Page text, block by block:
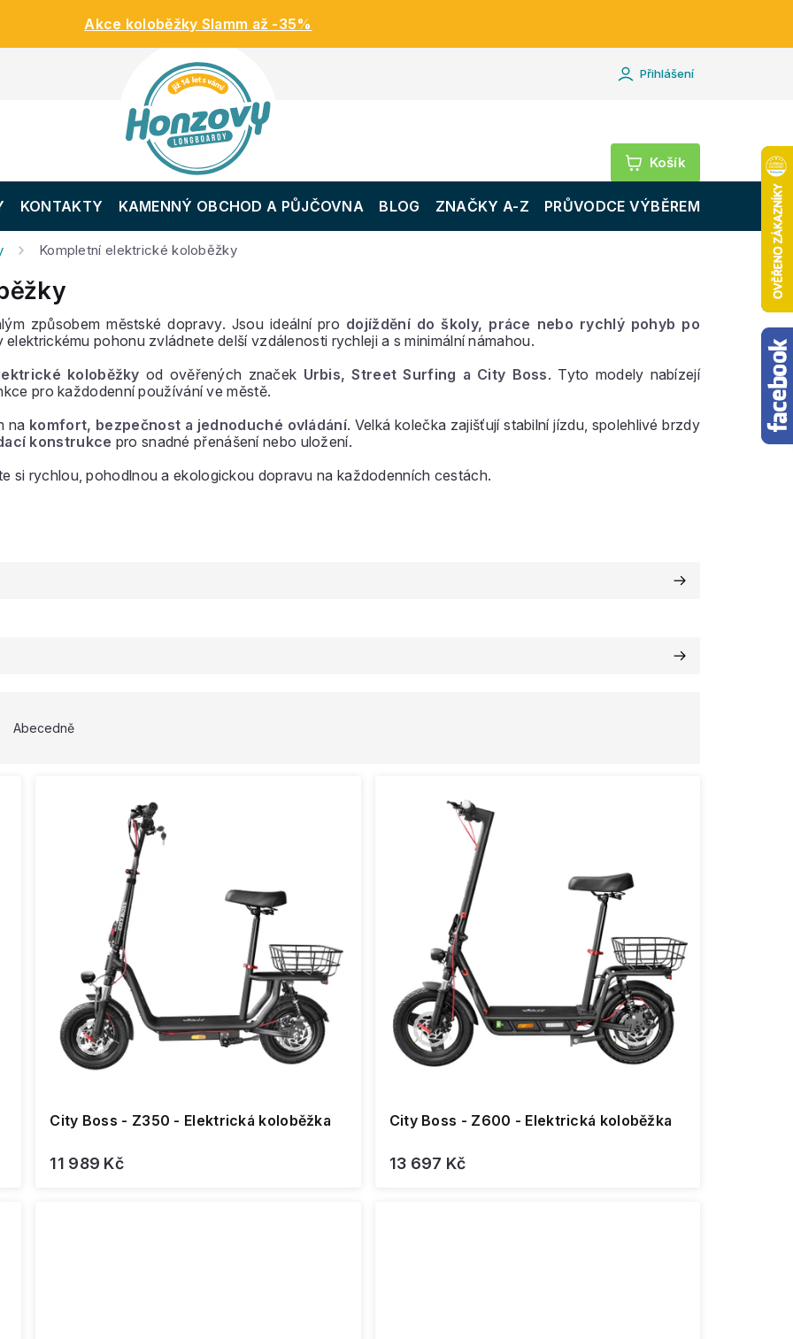
Akce koloběžky Slamm až -35%
Přihlášení
Nákupní
košík
KONTAKTY KAMENNÝ OBCHOD A PŮJČOVNA BLOG ZNAČKY A-Z PRŮVODCE VÝBĚREM
Kompletní elektrické koloběžky
způsobem městské dopravy. Jsou ideální pro dojíždění do školy, práce nebo rychlý pohyb po
pohonu zvládnete delší vzdálenosti rychleji a s minimální námahou.
koloběžky od ověřených značek Urbis, Street Surfing a City Boss. Tyto modely nabízejí
pro každodenní používání ve městě.
na komfort, bezpečnost a jednoduché ovládání. Velká kolečka zajišťují stabilní jízdu, spolehlivé brzdy
konstrukce pro snadné přenášení nebo uložení.
si rychlou, pohodlnou a ekologickou dopravu na každodenních cestách.
Abecedně
City Boss - Z350 - Elektrická koloběžka
11 989 Kč
City Boss - Z600 - Elektrická koloběžka
13 697 Kč